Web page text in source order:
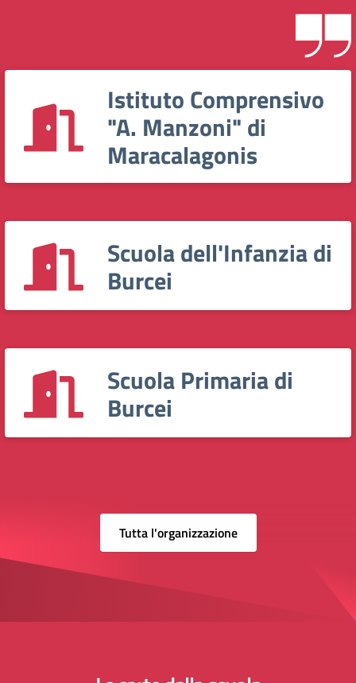
Istituto Comprensivo
"A. Manzoni" di
Maracalagonis
Scuola dell'Infanzia di
Burcei
Scuola Primaria di
Burcei
Tutta l'organizzazione